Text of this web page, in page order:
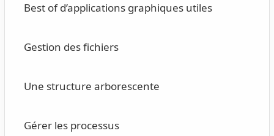
Best of d’applications graphiques utiles
Gestion des fichiers
Une structure arborescente
Gérer les processus